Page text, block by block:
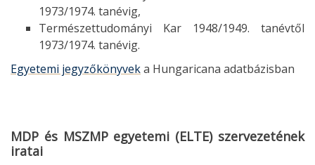
1973/1974. tanévig,
Természettudományi Kar 1948/1949. tanévtől
1973/1974. tanévig.
Egyetemi jegyzőkönyveka Hungaricana adatbázisban
MDP és MSZMP egyetemi (ELTE) szervezetének
iratai